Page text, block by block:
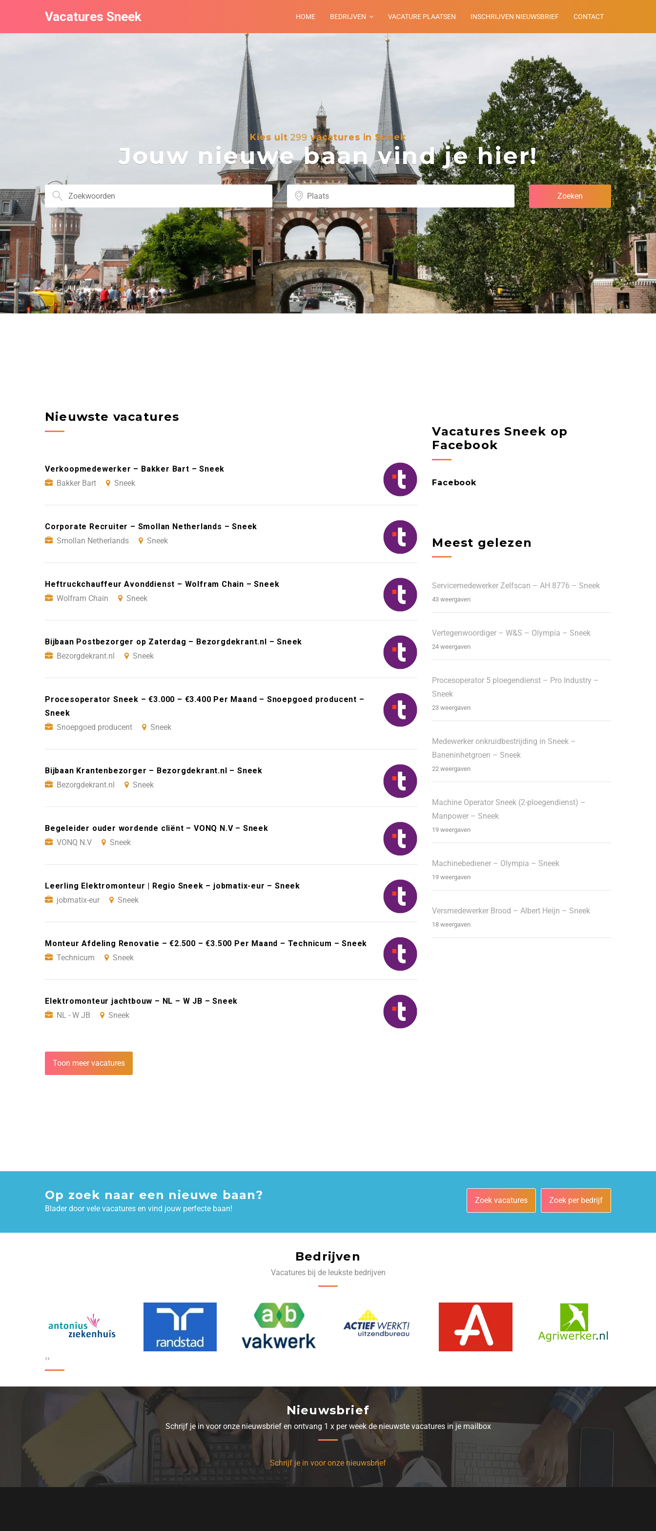
Vacatures Sneek HOME BEDRIJVEN VACATURE PLAATSEN INSCHRIJVEN NIEUWSBRIEF CONTACT
Kies uit299 vacatures in Sneek
Jouw nieuwe baan vind je hier!
Nieuwste vacatures
Verkoopmedewerker – Bakker Bart – Sneek
Bakker Bart
Sneek
Corporate Recruiter – Smollan Netherlands – Sneek
Smollan Netherlands
Sneek
Heftruckchauffeur Avonddienst – Wolfram Chain – Sneek
Wolfram Chain
Sneek
Bijbaan Postbezorger op Zaterdag – Bezorgdekrant.nl – Sneek
Bezorgdekrant.nl
Sneek
Procesoperator Sneek – €3.000 – €3.400 Per Maand – Snoepgoed producent –
Sneek
Snoepgoed producent
Sneek
Bijbaan Krantenbezorger – Bezorgdekrant.nl – Sneek
Bezorgdekrant.nl
Sneek
Begeleider ouder wordende cliënt – VONQ N.V – Sneek
VONQ N.V
Sneek
Leerling Elektromonteur | Regio Sneek – jobmatix-eur – Sneek
jobmatix-eur
Sneek
Monteur Afdeling Renovatie – €2.500 – €3.500 Per Maand – Technicum – Sneek
Technicum
Sneek
Elektromonteur jachtbouw – NL – W JB – Sneek
NL - W JB
Sneek
Toon meer vacatures
Vacatures Sneek op
Facebook
Facebook
Meest gelezen
Servicemedewerker Zelfscan – AH 8776 – Sneek
43 weergaven
Vertegenwoordiger – W&S – Olympia – Sneek
24 weergaven
Procesoperator 5 ploegendienst – Pro Industry –
Sneek
23 weergaven
Medewerker onkruidbestrijding in Sneek –
Baneninhetgroen – Sneek
22 weergaven
Machine Operator Sneek (2-ploegendienst) –
Manpower – Sneek
19 weergaven
Machinebediener – Olympia – Sneek
19 weergaven
Versmedewerker Brood – Albert Heijn – Sneek
18 weergaven
Op zoek naar een nieuwe baan?
Blader door vele vacatures en vind jouw perfecte baan!
Zoek vacatures Zoek per bedrijf
Bedrijven
Vacatures bij de leukste bedrijven
‹›
Nieuwsbrief
Schrijf je in voor onze nieuwsbrief en ontvang 1 x per week de nieuwste vacatures in je mailbox
Schrijf je in voor onze nieuwsbrief